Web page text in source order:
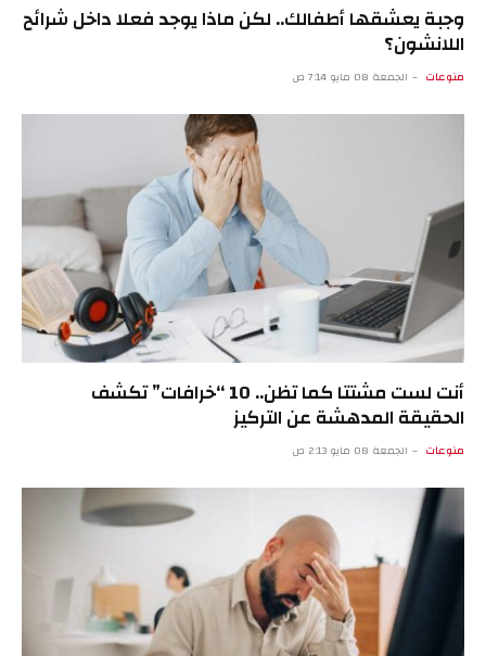
وجبة يعشقها أطفالك.. لكن ماذا يوجد فعلا داخل شرائح
اللانشون؟
منوعات الجمعة 08 مايو 7:14 ص
أنت لست مشتتا كما تظن.. 10 “خرافات” تكشف
الحقيقة المدهشة عن التركيز
منوعات الجمعة 08 مايو 2:13 ص